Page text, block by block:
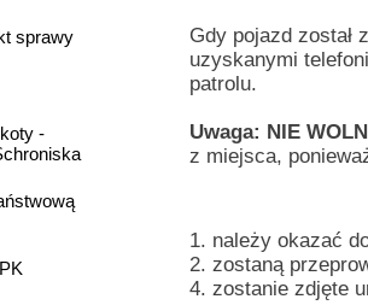
sprawy
-
Gdy pojazd został
uzyskanymi
patrolu.
Uwaga: NIE
z miejsca,
1. należy okazać
2. zostaną
4. zostanie zdjęte